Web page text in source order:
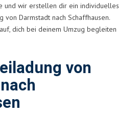
und wir erstellen dir ein individuelles
Darmstadt nach Schaffhausen.
dich bei deinem Umzug begleiten
von